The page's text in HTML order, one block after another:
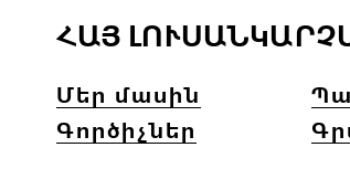
ՀԱՅ
Մեր մասին
Գործիչներ